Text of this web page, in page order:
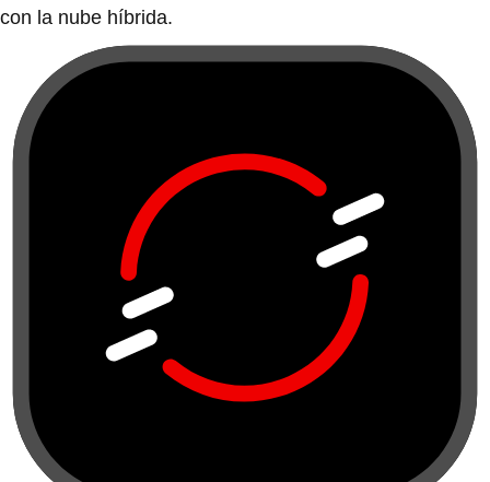
con la nube híbrida.